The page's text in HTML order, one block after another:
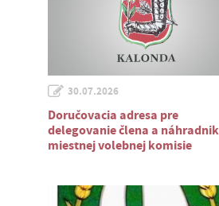
30.07.2026
Doručovacia adresa pre
delegovanie člena a
miestnej volebnej komisie